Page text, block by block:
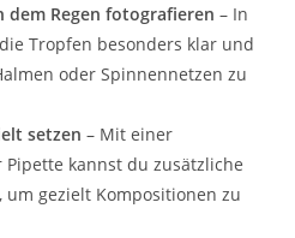
dem Regen fotografieren – In
Tropfen besonders klar und
oder Spinnennetzen zu
setzen – Mit einer
kannst du zusätzliche
gezielt Kompositionen zu